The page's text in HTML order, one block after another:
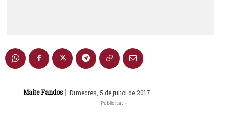
Maite Fandos | Dimecres, 5 de juliol de 2017
- Publicitat -